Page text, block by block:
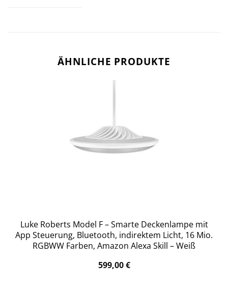
ÄHNLICHE PRODUKTE
Luke Roberts Model F – Smarte Deckenlampe mit
App Steuerung, Bluetooth, indirektem Licht, 16 Mio.
RGBWW Farben, Amazon Alexa Skill – Weiß
599,00€